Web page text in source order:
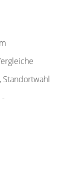
Standortwahl